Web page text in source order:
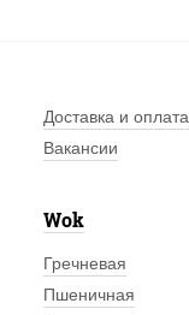
Доставка и оплата
Вакансии
Wok
Гречневая
Пшеничная